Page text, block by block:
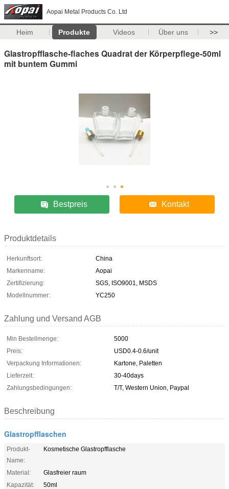
Aopai Metal Products Co. Ltd
Heim Produkte Videos Über uns >>
Glastropfflasche-flaches Quadrat der Körperpflege-50ml
mit buntem Gummi
Bestpreis Kontakt
Produktdetails
Herkunftsort:
China
Markenname:
Aopai
Zertifizierung:
SGS, ISO9001, MSDS
Modellnummer:
YC250
Zahlung und Versand AGB
Min Bestellmenge:
5000
Preis:
USD0.4-0.6/unit
Verpackung Informationen:
Kartone, Paletten
Lieferzeit:
30-40days
Zahlungsbedingungen:
T/T, Western Union, Paypal
Beschreibung
Glastropfflaschen
Produkt-
Name:
Kosmetische Glastropfflasche
Material:
Glasfreier raum
Kapazität:
50ml